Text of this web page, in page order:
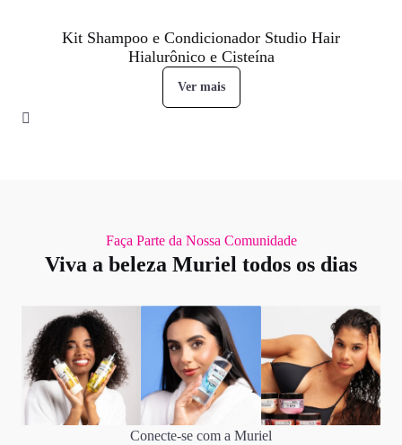
Kit Shampoo e Condicionador Studio Hair
Hialurônico e Cisteína
Ver mais
Faça Parte da Nossa Comunidade
Viva a beleza Muriel todos os dias
Conecte-se com a Muriel